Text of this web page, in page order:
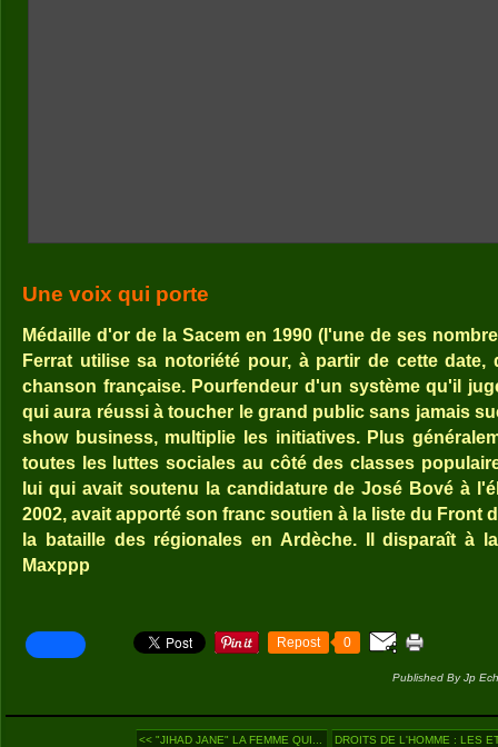
Une voix qui porte
Médaille d'or de la Sacem en 1990 (l'une de ses
Ferrat utilise sa notoriété pour, à partir de cette date,
chanson française. Pourfendeur d'un système qu'il
qui aura réussi à toucher le grand public sans jamais
show business, multiplie les initiatives. Plus
toutes les luttes sociales au côté des classes
lui qui avait soutenu la candidature de José Bové à
2002, avait apporté son franc soutien à la liste du Front
la bataille des régionales en Ardèche. Il disparaît à
Maxppp
Repost 0
Published By Jp
<< "JIHAD JANE" LA FEMME QUI... DROITS DE L'HOMME : LES